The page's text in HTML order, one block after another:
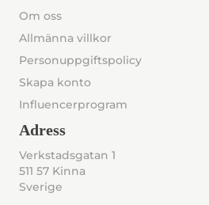
Om oss
Allmänna villkor
Personuppgiftspolicy
Skapa konto
Influencerprogram
Adress
Verkstadsgatan 1
511 57 Kinna
Sverige